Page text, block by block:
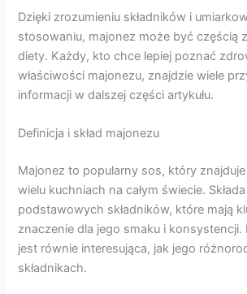
Dzięki zrozumieniu składników i
stosowaniu, majonez może być częścią
diety. Każdy, kto chce lepiej poznać
właściwości majonezu, znajdzie wiele
informacji w dalszej części artykułu.
Definicja i skład majonezu
Majonez to popularny sos, który
wielu kuchniach na całym świecie.
podstawowych składników, które mają
znaczenie dla jego smaku i konsystencji.
jest równie interesująca, jak jego
składnikach.